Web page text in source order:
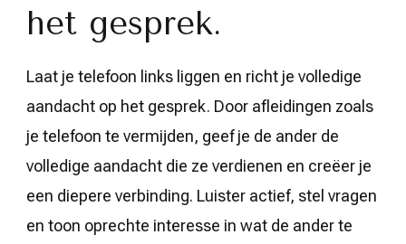
het gesprek.
Laat je telefoon links liggen en richt je volledige
aandacht op het gesprek. Door afleidingen zoals
je telefoon te vermijden, geef je de ander de
volledige aandacht die ze verdienen en creëer je
een diepere verbinding. Luister actief, stel vragen
en toon oprechte interesse in wat de ander te